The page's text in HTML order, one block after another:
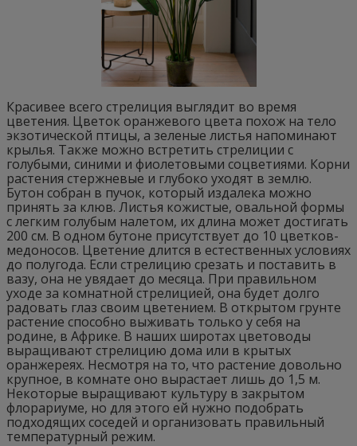
Красивее всего стрелиция выглядит во время
цветения. Цветок оранжевого цвета похож на тело
экзотической птицы, а зеленые листья напоминают
крылья. Также можно встретить стрелиции с
голубыми, синими и фиолетовыми соцветиями. Корни
растения стержневые и глубоко уходят в землю.
Бутон собран в пучок, который издалека можно
принять за клюв. Листья кожистые, овальной формы
с легким голубым налетом, их длина может достигать
200 см. В одном бутоне присутствует до 10 цветков-
медоносов. Цветение длится в естественных условиях
до полугода. Если стрелицию срезать и поставить в
вазу, она не увядает до месяца. При правильном
уходе за комнатной стрелицией, она будет долго
радовать глаз своим цветением. В открытом грунте
растение способно выживать только у себя на
родине, в Африке. В наших широтах цветоводы
выращивают стрелицию дома или в крытых
оранжереях. Несмотря на то, что растение довольно
крупное, в комнате оно вырастает лишь до 1,5 м.
Некоторые выращивают культуру в закрытом
флорариуме, но для этого ей нужно подобрать
подходящих соседей и организовать правильный
температурный режим.